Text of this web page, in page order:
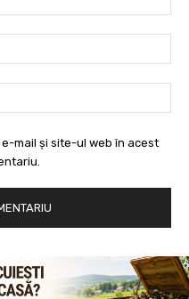
mail și site-ul web în acest